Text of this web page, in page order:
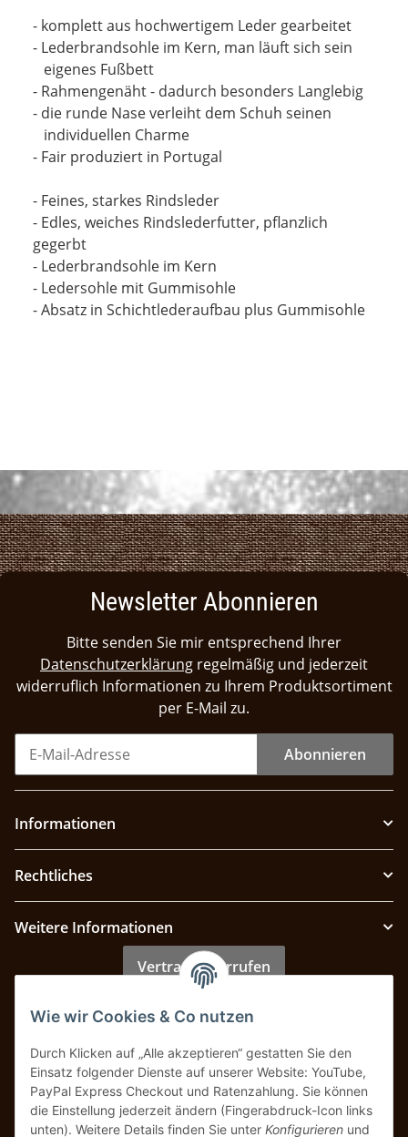
- komplett aus hochwertigem Leder gearbeitet
- Lederbrandsohle im Kern, man läuft sich sein
eigenes Fußbett
- Rahmengenäht - dadurch besonders Langlebig
- die runde Nase verleiht dem Schuh seinen
individuellen Charme
- Fair produziert in Portugal
- Feines, starkes Rindsleder
- Edles, weiches Rindslederfutter, pflanzlich
gegerbt
- Lederbrandsohle im Kern
- Ledersohle mit Gummisohle
- Absatz in Schichtlederaufbau plus Gummisohle
Newsletter Abonnieren
Bitte senden Sie mir entsprechend Ihrer
Datenschutzerklärung regelmäßig und jederzeit
widerruflich Informationen zu Ihrem Produktsortiment
per E-Mail zu.
Abonnieren
Informationen
Rechtliches
Weitere Informationen
Vertrag widerrufen
Zahlung & Versand
Wie wir Cookies & Co nutzen
Durch Klicken auf „Alle akzeptieren“ gestatten Sie den
Einsatz folgender Dienste auf unserer Website: YouTube,
PayPal Express Checkout und Ratenzahlung. Sie können
die Einstellung jederzeit ändern (Fingerabdruck-Icon links
unten). Weitere Details finden Sie unter Konfigurieren und